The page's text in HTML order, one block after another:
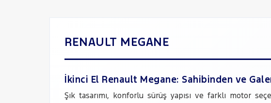
VOLKSWAGEN
RENAULT MEGANE
İkinci El Renault Megane: Sahibinden ve
Şık tasarımı, konforlu sürüş yapısı ve farklı motor